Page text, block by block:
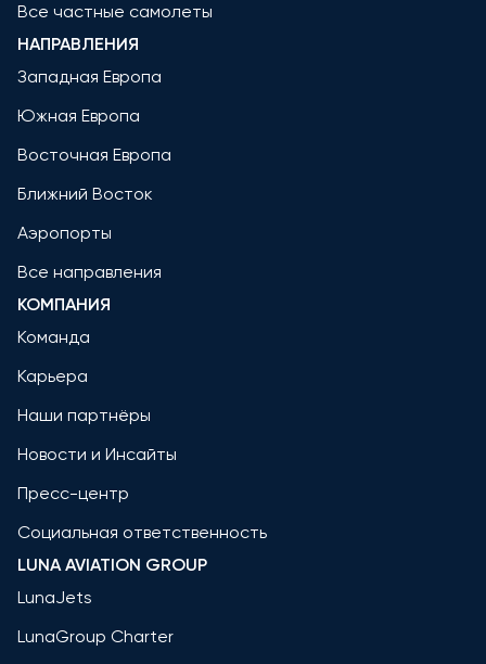
Все частные самолеты
НАПРАВЛЕНИЯ
Западная Европа
Южная Европа
Восточная Европа
Ближний Восток
Аэропорты
Все направления
КОМПАНИЯ
Команда
Карьера
Наши партнёры
Новости и Инсайты
Пресс-центр
Социальная ответственность
LUNA AVIATION GROUP
LunaJets
LunaGroup Charter